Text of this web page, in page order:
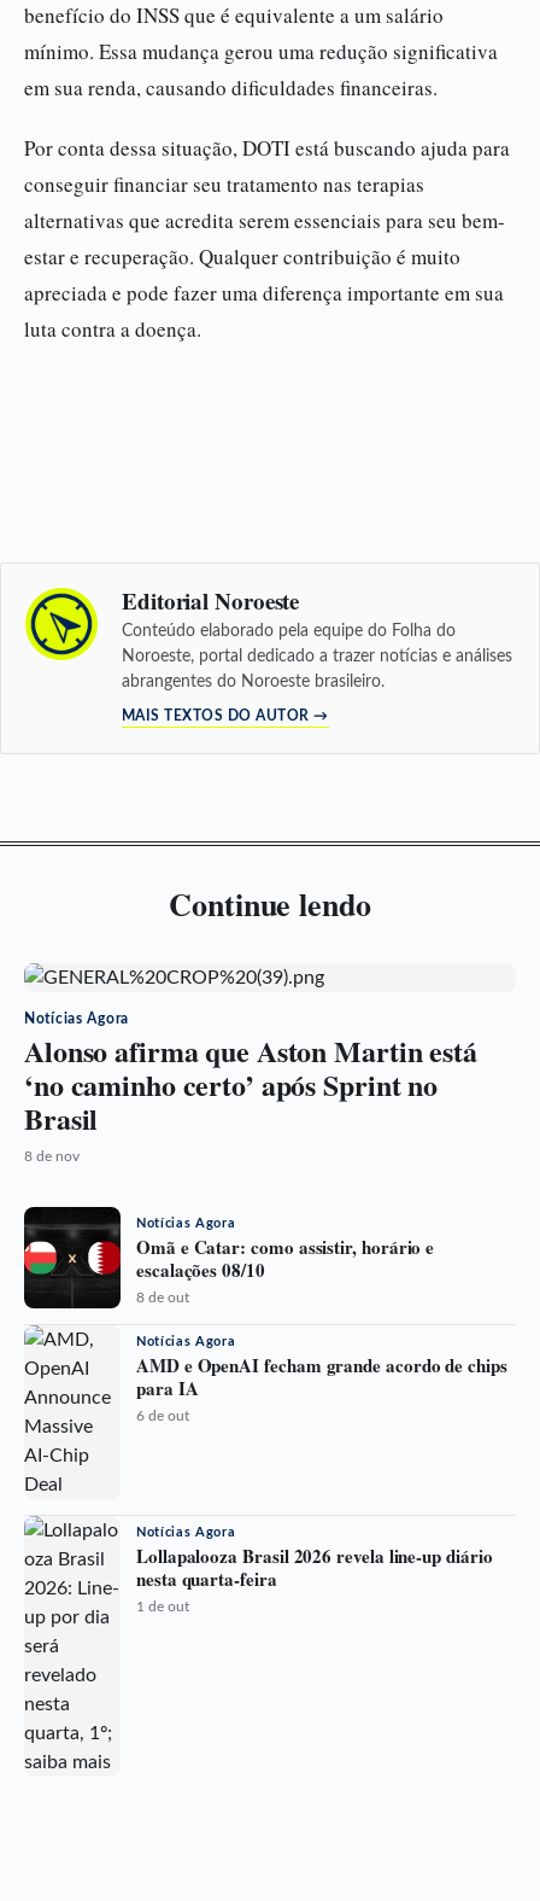
benefício do INSS que é equivalente a um salário
mínimo. Essa mudança gerou uma redução significativa
em sua renda, causando dificuldades financeiras.
Por conta dessa situação, DOTI está buscando ajuda para
conseguir financiar seu tratamento nas terapias
alternativas que acredita serem essenciais para seu bem-
estar e recuperação. Qualquer contribuição é muito
apreciada e pode fazer uma diferença importante em sua
luta contra a doença.
Editorial Noroeste
Conteúdo elaborado pela equipe do Folha do
Noroeste, portal dedicado a trazer notícias e análises
abrangentes do Noroeste brasileiro.
MAIS TEXTOS DO AUTOR →
Continue lendo
Notícias Agora
Alonso afirma que Aston Martin está
‘no caminho certo’ após Sprint no
Brasil
8 de nov
Notícias Agora
Omã e Catar: como assistir, horário e
escalações 08/10
8 de out
Notícias Agora
AMD e OpenAI fecham grande acordo de chips
para IA
6 de out
Notícias Agora
Lollapalooza Brasil 2026 revela line-up diário
nesta quarta-feira
1 de out